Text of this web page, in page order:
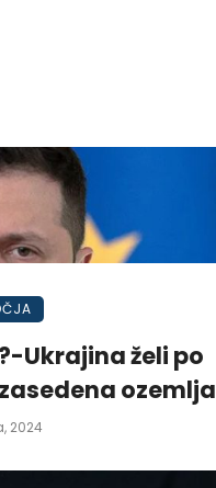
Ukrajina želi po
ozemlja
2024